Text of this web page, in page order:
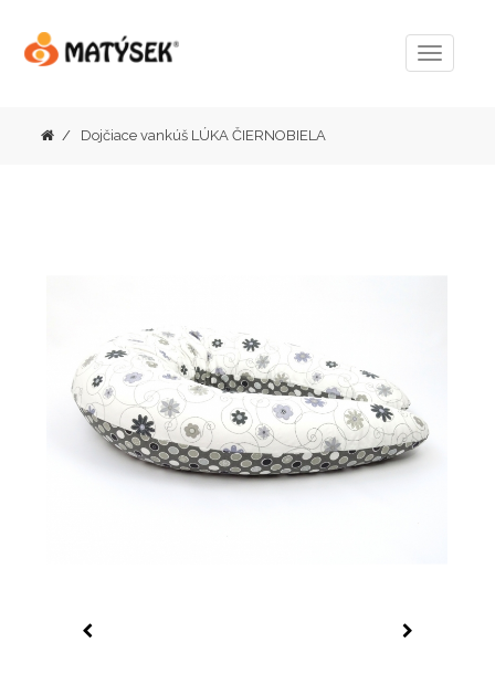
Menu
Dojčiace vankúš LÚKA ČIERNOBIELA